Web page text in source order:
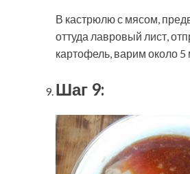
В кастрюлю с мясом,
оттуда лавровый лист,
картофель, варим около 5
Шаг 9: